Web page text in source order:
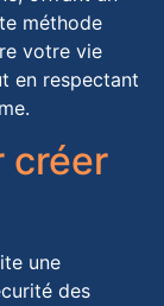
méthode
votre vie
en respectant
créer
une
des